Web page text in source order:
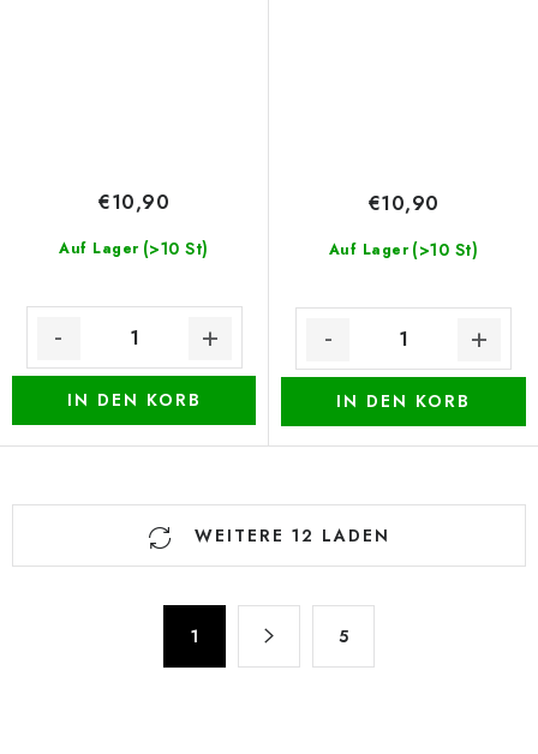
Auf Lager (>10 St)
€10,90
IN DEN KORB
Auf Lager (>10 St)
€10,90
IN DEN KORB
S
WEITERE 12 LADEN
1 5